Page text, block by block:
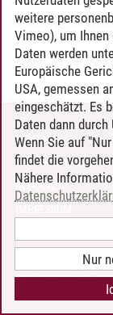
Timo Leder/
KONTAKT
LEUPHANA ALS
INTRANET
BARRIEREFREIHEIT
COOKIE-
weitere
Vimeo), um
Daten werden
Europäische
USA, gemessen
eingeschätzt. Es
Daten dann
Wenn Sie auf
findet die
Nähere
Nur